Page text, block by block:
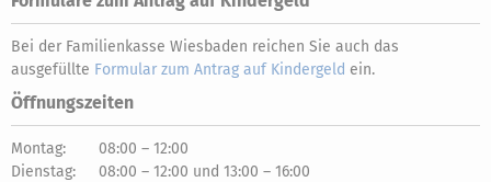
Bei der Familienkasse Wiesbaden reichen Sie auch das
ausgefüllte Formular zum Antrag auf Kindergeld ein.
Öffnungszeiten
Montag:
08:00 – 12:00
Dienstag:
08:00 – 12:00 und 13:00 – 16:00